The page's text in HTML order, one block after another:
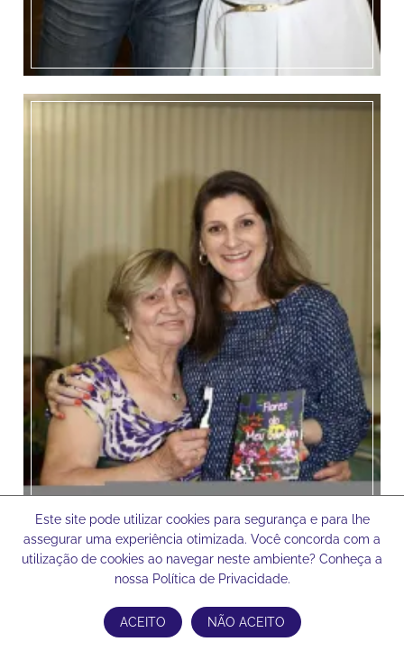
Este site pode utilizar cookies para segurança e para lhe
assegurar uma experiência otimizada. Você concorda com a
utilização de cookies ao navegar neste ambiente? Conheça a
nossa Política de Privacidade.
ACEITO NÃO ACEITO